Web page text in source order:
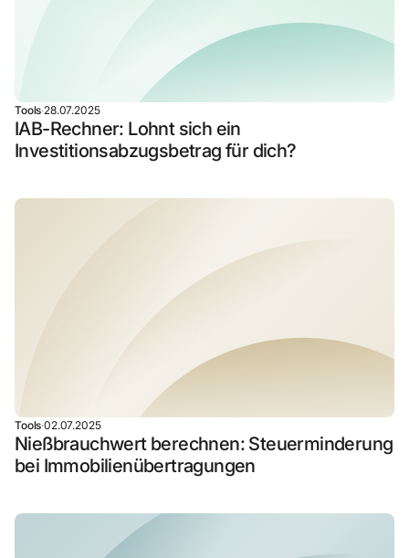
Tools·28.07.2025
IAB-Rechner: Lohnt sich ein
Investitionsabzugsbetrag für dich?
Tools·02.07.2025
Nießbrauchwert berechnen: Steuerminderung
bei Immobilienübertragungen